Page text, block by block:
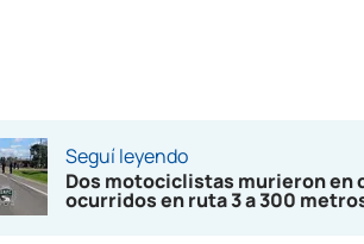
Seguí leyendo
Dos motociclistas murieron
ocurridos en ruta 3 a 300